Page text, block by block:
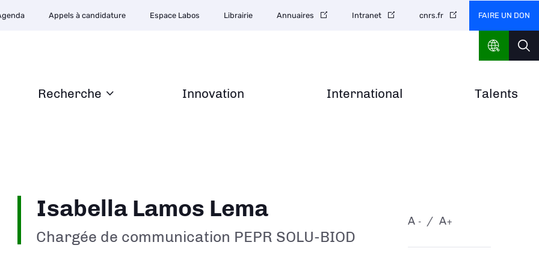
Recherche Innovation International Talents
Appels à candidature Espace Labos Librairie Annuaires Intranet cnrs.fr FAIRE UN DON
Isabella Lamos Lema
Chargée de communication PEPR SOLU-BIOD
-
A +
A